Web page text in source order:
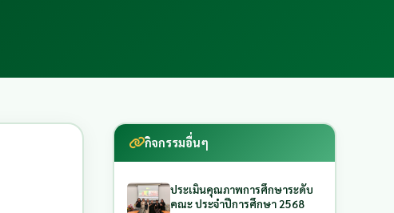
กิจกรรมอื่นๆ
ประเมินคุณภาพการศึกษาระดับ
คณะ ประจำปีการศึกษา 2568